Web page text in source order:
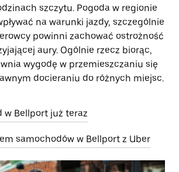
szczytu. Pogoda w regionie
na warunki jazdy, szczególnie
powinni zachować ostrożność
aury. Ogólnie rzecz biorąc,
wygodę w przemieszczaniu się
docieraniu do różnych miejsc.
w Bellport już teraz
samochodów w Bellport z Uber